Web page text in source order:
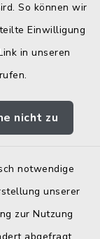
So können wir
Einwilligung
in unseren
nicht zu
notwendige
unserer
zur Nutzung